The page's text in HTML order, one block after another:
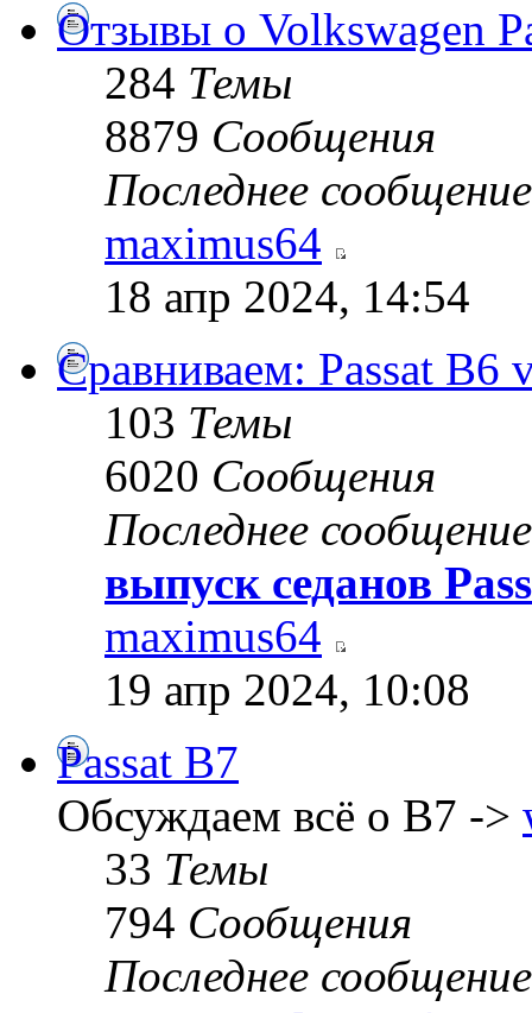
Отзывы о Volkswagen
284 Темы
8879 Сообщения
Последнее сообщение
maximus64
18 апр 2024, 14:54
Сравниваем: Passat B6
103 Темы
6020 Сообщения
Последнее сообщение
выпуск седанов
maximus64
19 апр 2024, 10:08
Passat B7
Обсуждаем всё о B7 ->
33 Темы
794 Сообщения
Последнее сообщение